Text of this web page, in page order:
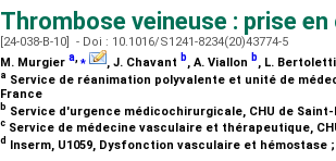
Thrombose veineuse : prise
[24-038-B-10] - Doi : 10.1016/S1241-8234(20)43774-5
M. Murgier a,⁎ , J. Chavant b, A. Viallon b, L. Bertoletti
a Service de réanimation polyvalente et unité de
France
b Service d'urgence médicochirurgicale, CHU de
c Service de médecine vasculaire et thérapeutique,
d Inserm, U1059, Dysfonction vasculaire et hémostase